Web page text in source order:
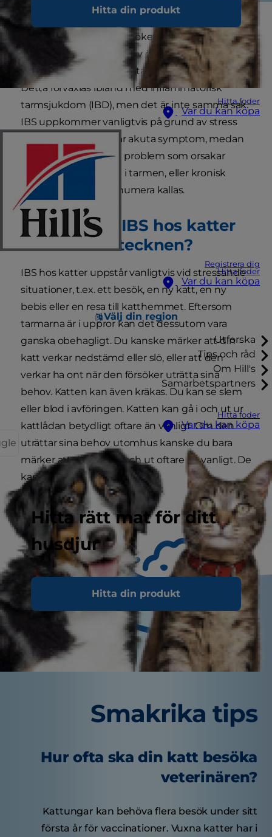
Hitta din produkt
Hitta foder
Var du kan köpa
Registrera dig
Hitta foder
Var du kan köpa
Välj din region
Utforska
Tips och råd
Om Hill's
Samarbetspartners
Hitta foder
Var du kan köpa
Hitta rätt mat för ditt
husdjur
Hitta din produkt
eller smärta när den försöker uträtta sina behov?
I så fall kan din katt lida av överkänslig tarm,
vilket även kallas IBS (Irritable Bowel Syndrome).
Detta förväxlas ibland med inflammatorisk
tarmsjukdom (IBD), men det är inte samma sak.
IBS uppkommer vanligtvis på grund av stress
hos katter och orsakar akuta symptom, medan
IBD avser en rad olika problem som orsakar
kronisk inflammation i tarmen, eller kronisk
enteropati, som det numera kallas.
Vad orsakar IBS hos katter
och vilka är tecknen?
IBS hos katter uppstår vanligtvis vid stressande
situationer, t.ex. ett besök, en ny katt, en ny
bebis eller en resa till katthemmet. Eftersom
tarmarna är i uppror kan det dessutom vara
ganska obehagligt. Du kanske märker att din
katt verkar nedstämd eller slö, eller att den
verkar ha ont när den försöker uträtta sina
behov. Katten kan även kräkas. Du kan se slem
eller blod i avföringen. Katten kan gå i och ut ur
kattlådan betydligt oftare än vanligt. Om den
uträttar sina behov utomhus kanske du bara
märker att den går in och ut oftare än vanligt. De
kan också sluta äta sin mat.
Smakrika tips
Hur ofta ska din katt besöka
veterinären?
Kattungar kan behöva flera besök under sitt
första år för vaccinationer. Vuxna katter har i